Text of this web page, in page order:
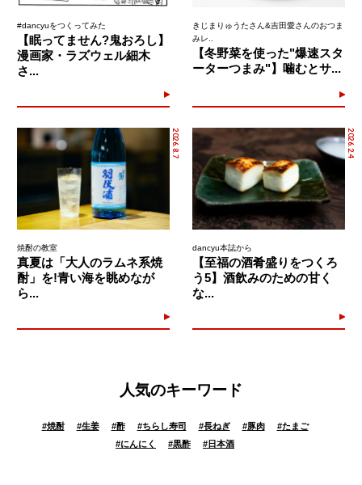
#dancyuをつくってみた
【眠ってません?鬼おろし】
漫画家・ラズウェル細木
さ...
きじまりゅうたさん&吉田愛さんのおつま
みレ..
【冬野菜を使った"爆速スタ
ーターつまみ"】噛むとサ...
2026.8.7
焼酎の教室
真夏は「大人のラムネ系焼
酎」を!青い海を眺めなが
ら...
2026.2.4
dancyu本誌から
【至福の酒肴盛りをつくろ
う5】酒飲みのための甘く
な...
人気のキーワード
#焼酎 #生姜 #酢 #ちらし寿司 #長ねぎ #豚肉 #たまご
#にんにく #黒酢 #日本酒